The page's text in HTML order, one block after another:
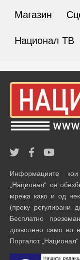
Магазин
Национал ТВ
Информациите
„Национал“ се
мрежа како и од
(преку регулирани
Бесплатно
дозволено само во
Порталот